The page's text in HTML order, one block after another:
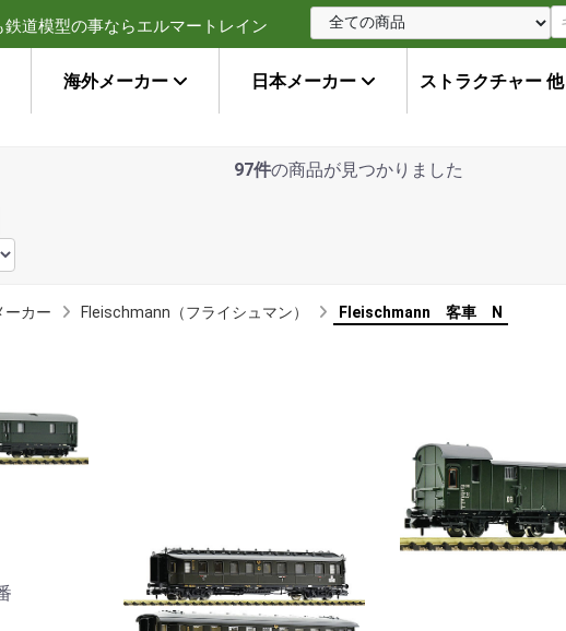
道模型の事ならエルマートレイン
海外メーカー 日本メーカー ストラクチャー 他
97件の商品が見つかりました
ーカー Fleischmann（フライシュマン） Fleischmann 客車 N